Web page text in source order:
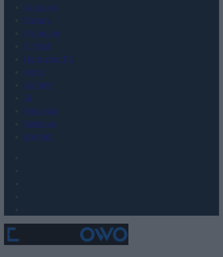
Co kupić
Porady
Promocje
FinTech
Hardware PC
Moto
Gaming
AI
Redakcja
Reklama
Kontakt